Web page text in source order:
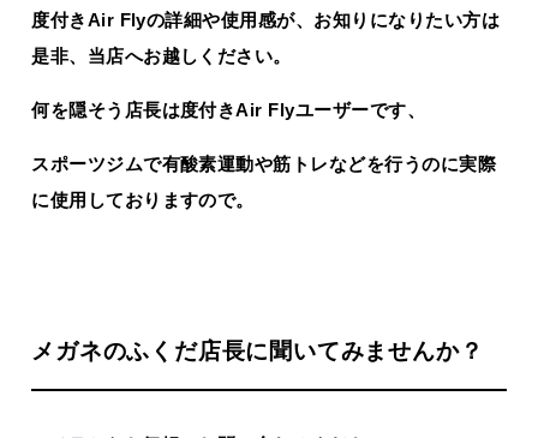
度付きAir Flyの詳細や使用感が、お知りになりたい方は
是非、当店へお越しください。
何を隠そう店長は度付きAir Flyユーザーです、
スポーツジムで有酸素運動や筋トレなどを行うのに実際
に使用しておりますので。
メガネのふくだ店長に聞いてみませんか？